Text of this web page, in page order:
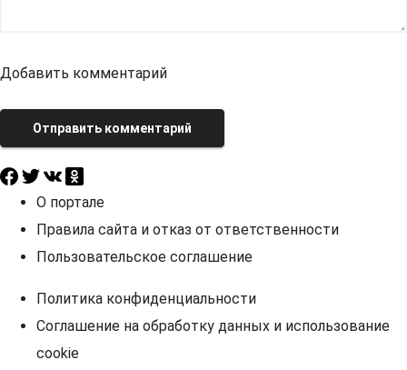
Добавить комментарий
Отправить комментарий
О портале
Правила сайта и отказ от ответственности
Пользовательское соглашение
Политика конфиденциальности
Соглашение на обработку данных и использование
cookie